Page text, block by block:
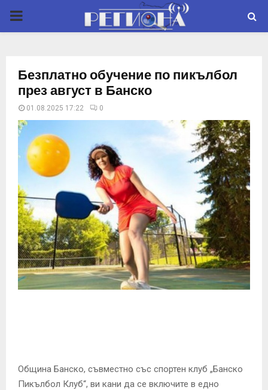
P
M
Y
M
E
Безплатно обучение по пикълбол
през август в Банско
01.08.2025 17:22 0
Община Банско, съвместно със спортен клуб „Банско
Пикълбол Клуб“, ви кани да се включите в едно